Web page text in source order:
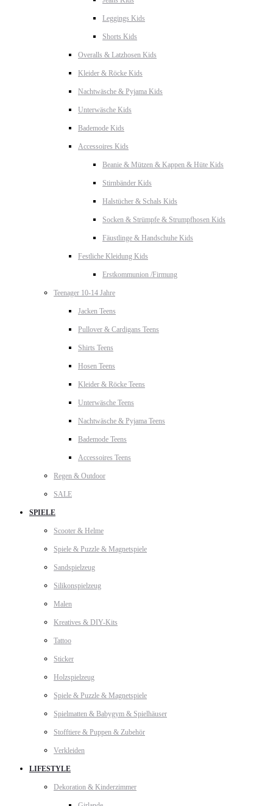
Leggings Kids
Shorts Kids
Overalls & Latzhosen Kids
Kleider & Röcke Kids
Nachtwäsche & Pyjama Kids
Unterwäsche Kids
Bademode Kids
Accessoires Kids
Beanie & Mützen & Kappen & Hüte Kids
Stirnbänder Kids
Halstücher & Schals Kids
Socken & Strümpfe & Strumpfhosen Kids
Fäustlinge & Handschuhe Kids
Festliche Kleidung Kids
Erstkommunion /Firmung
Teenager 10-14 Jahre
Jacken Teens
Pullover & Cardigans Teens
Shirts Teens
Hosen Teens
Kleider & Röcke Teens
Unterwäsche Teens
Nachtwäsche & Pyjama Teens
Bademode Teens
Accessoires Teens
Regen & Outdoor
SALE
SPIELE
Scooter & Helme
Spiele & Puzzle & Magnetspiele
Sandspielzeug
Silikonspielzeug
Malen
Kreatives & DIY-Kits
Tattoo
Sticker
Holzspielzeug
Spiele & Puzzle & Magnetspiele
Spielmatten & Babygym & Spielhäuser
Stofftiere & Puppen & Zubehör
Verkleiden
LIFESTYLE
Dekoration & Kinderzimmer